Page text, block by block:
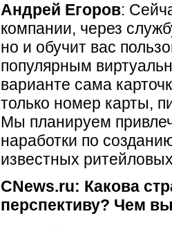
Андрей Егоров:
компании, через
но и обучит вас
популярным
варианте сама
только номер карты,
Мы планируем
наработки по
известных
CNews.ru: Какова
перспективу? Чем